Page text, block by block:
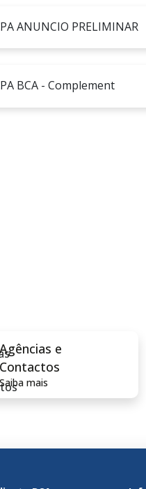
ANUNCIO PRELIMINAR
BCA - Complement
Agências e
Contactos
Saiba mais